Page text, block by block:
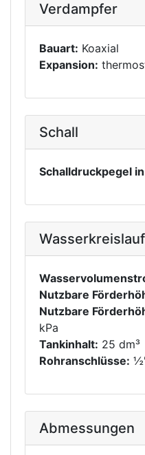
Verdampfer
Bauart: Koaxial
Expansion:
Schall
Schalldruckpegel
Wasserkreislauf
Nutzbare
Nutzbare
kPa
Tankinhalt: 25 dm³
Rohranschlüsse:
Abmessungen